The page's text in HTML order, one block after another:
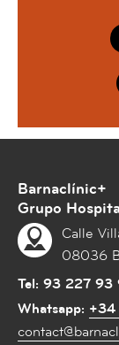
Barnaclínic+
Grupo
Calle
08036
Tel: 93 227 93
Whatsapp: +34